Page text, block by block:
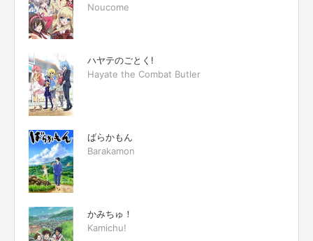
Noucome
ハヤテのごとく!
Hayate the Combat Butler
ばらかもん
Barakamon
かみちゅ！
Kamichu!